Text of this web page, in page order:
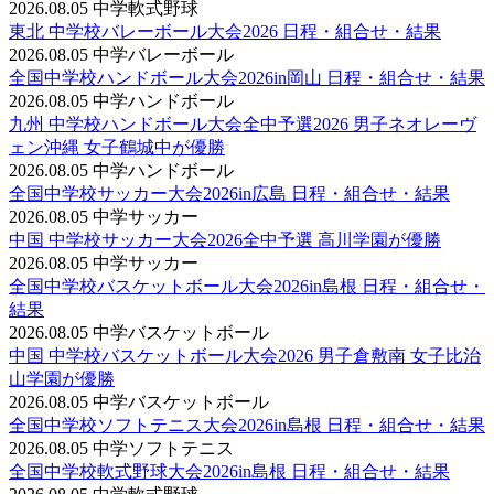
2026.08.05 中学軟式野球
東北 中学校バレーボール大会2026 日程・組合せ・結果
2026.08.05 中学バレーボール
全国中学校ハンドボール大会2026in岡山 日程・組合せ・結果
2026.08.05 中学ハンドボール
九州 中学校ハンドボール大会全中予選2026 男子ネオレーヴ
ェン沖縄 女子鶴城中が優勝
2026.08.05 中学ハンドボール
全国中学校サッカー大会2026in広島 日程・組合せ・結果
2026.08.05 中学サッカー
中国 中学校サッカー大会2026全中予選 高川学園が優勝
2026.08.05 中学サッカー
全国中学校バスケットボール大会2026in島根 日程・組合せ・
結果
2026.08.05 中学バスケットボール
中国 中学校バスケットボール大会2026 男子倉敷南 女子比治
山学園が優勝
2026.08.05 中学バスケットボール
全国中学校ソフトテニス大会2026in島根 日程・組合せ・結果
2026.08.05 中学ソフトテニス
全国中学校軟式野球大会2026in島根 日程・組合せ・結果